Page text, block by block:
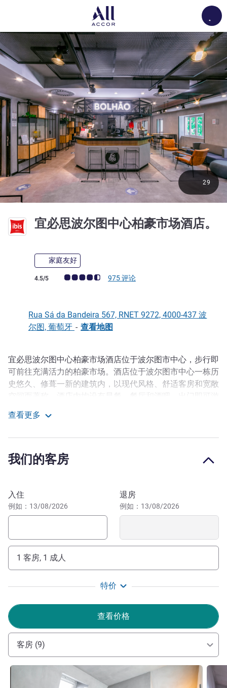
宜必思波尔图中心柏豪市场酒店。
家庭友好
客户意见评级 (ALL 评级)
4.5/5 975 评论
29
Rua Sá da Bandeira 567, RNET 9272, 4000-437 波
尔图, 葡萄牙 - 查看地图
描述
宜必思波尔图中心柏豪市场酒店位于波尔图市中心，步行即
可前往充满活力的柏豪市场。酒店位于波尔图市中心一栋历
史悠久、修葺一新的建筑内，以现代风格、舒适客房和宽敞
选择吗？无论您是喜欢文化生活、和家人一起放松还是购
物，都可以入住我们这家酒店。从这里只需 8 分钟即可到
达繁华热闹的阿利亚多斯大道，15 分钟即可到达标志性的
要商业街：圣卡塔琳娜大街。
这家经济型三星级酒店位于波尔图市中心，地理位置优越，
我们波尔图的宠物友好型酒店欢迎全家入住！探索城市，
享受美食，体验葡萄牙的热情好客。一切触手可及，让您留
下美好回忆！
查看更多
我们的客房
预订此酒店
入住
例如：13/08/2026
退房
例如：13/08/2026
1 客房, 1 成人
特价
查看价格
客房 (9)
请参阅详情 请参